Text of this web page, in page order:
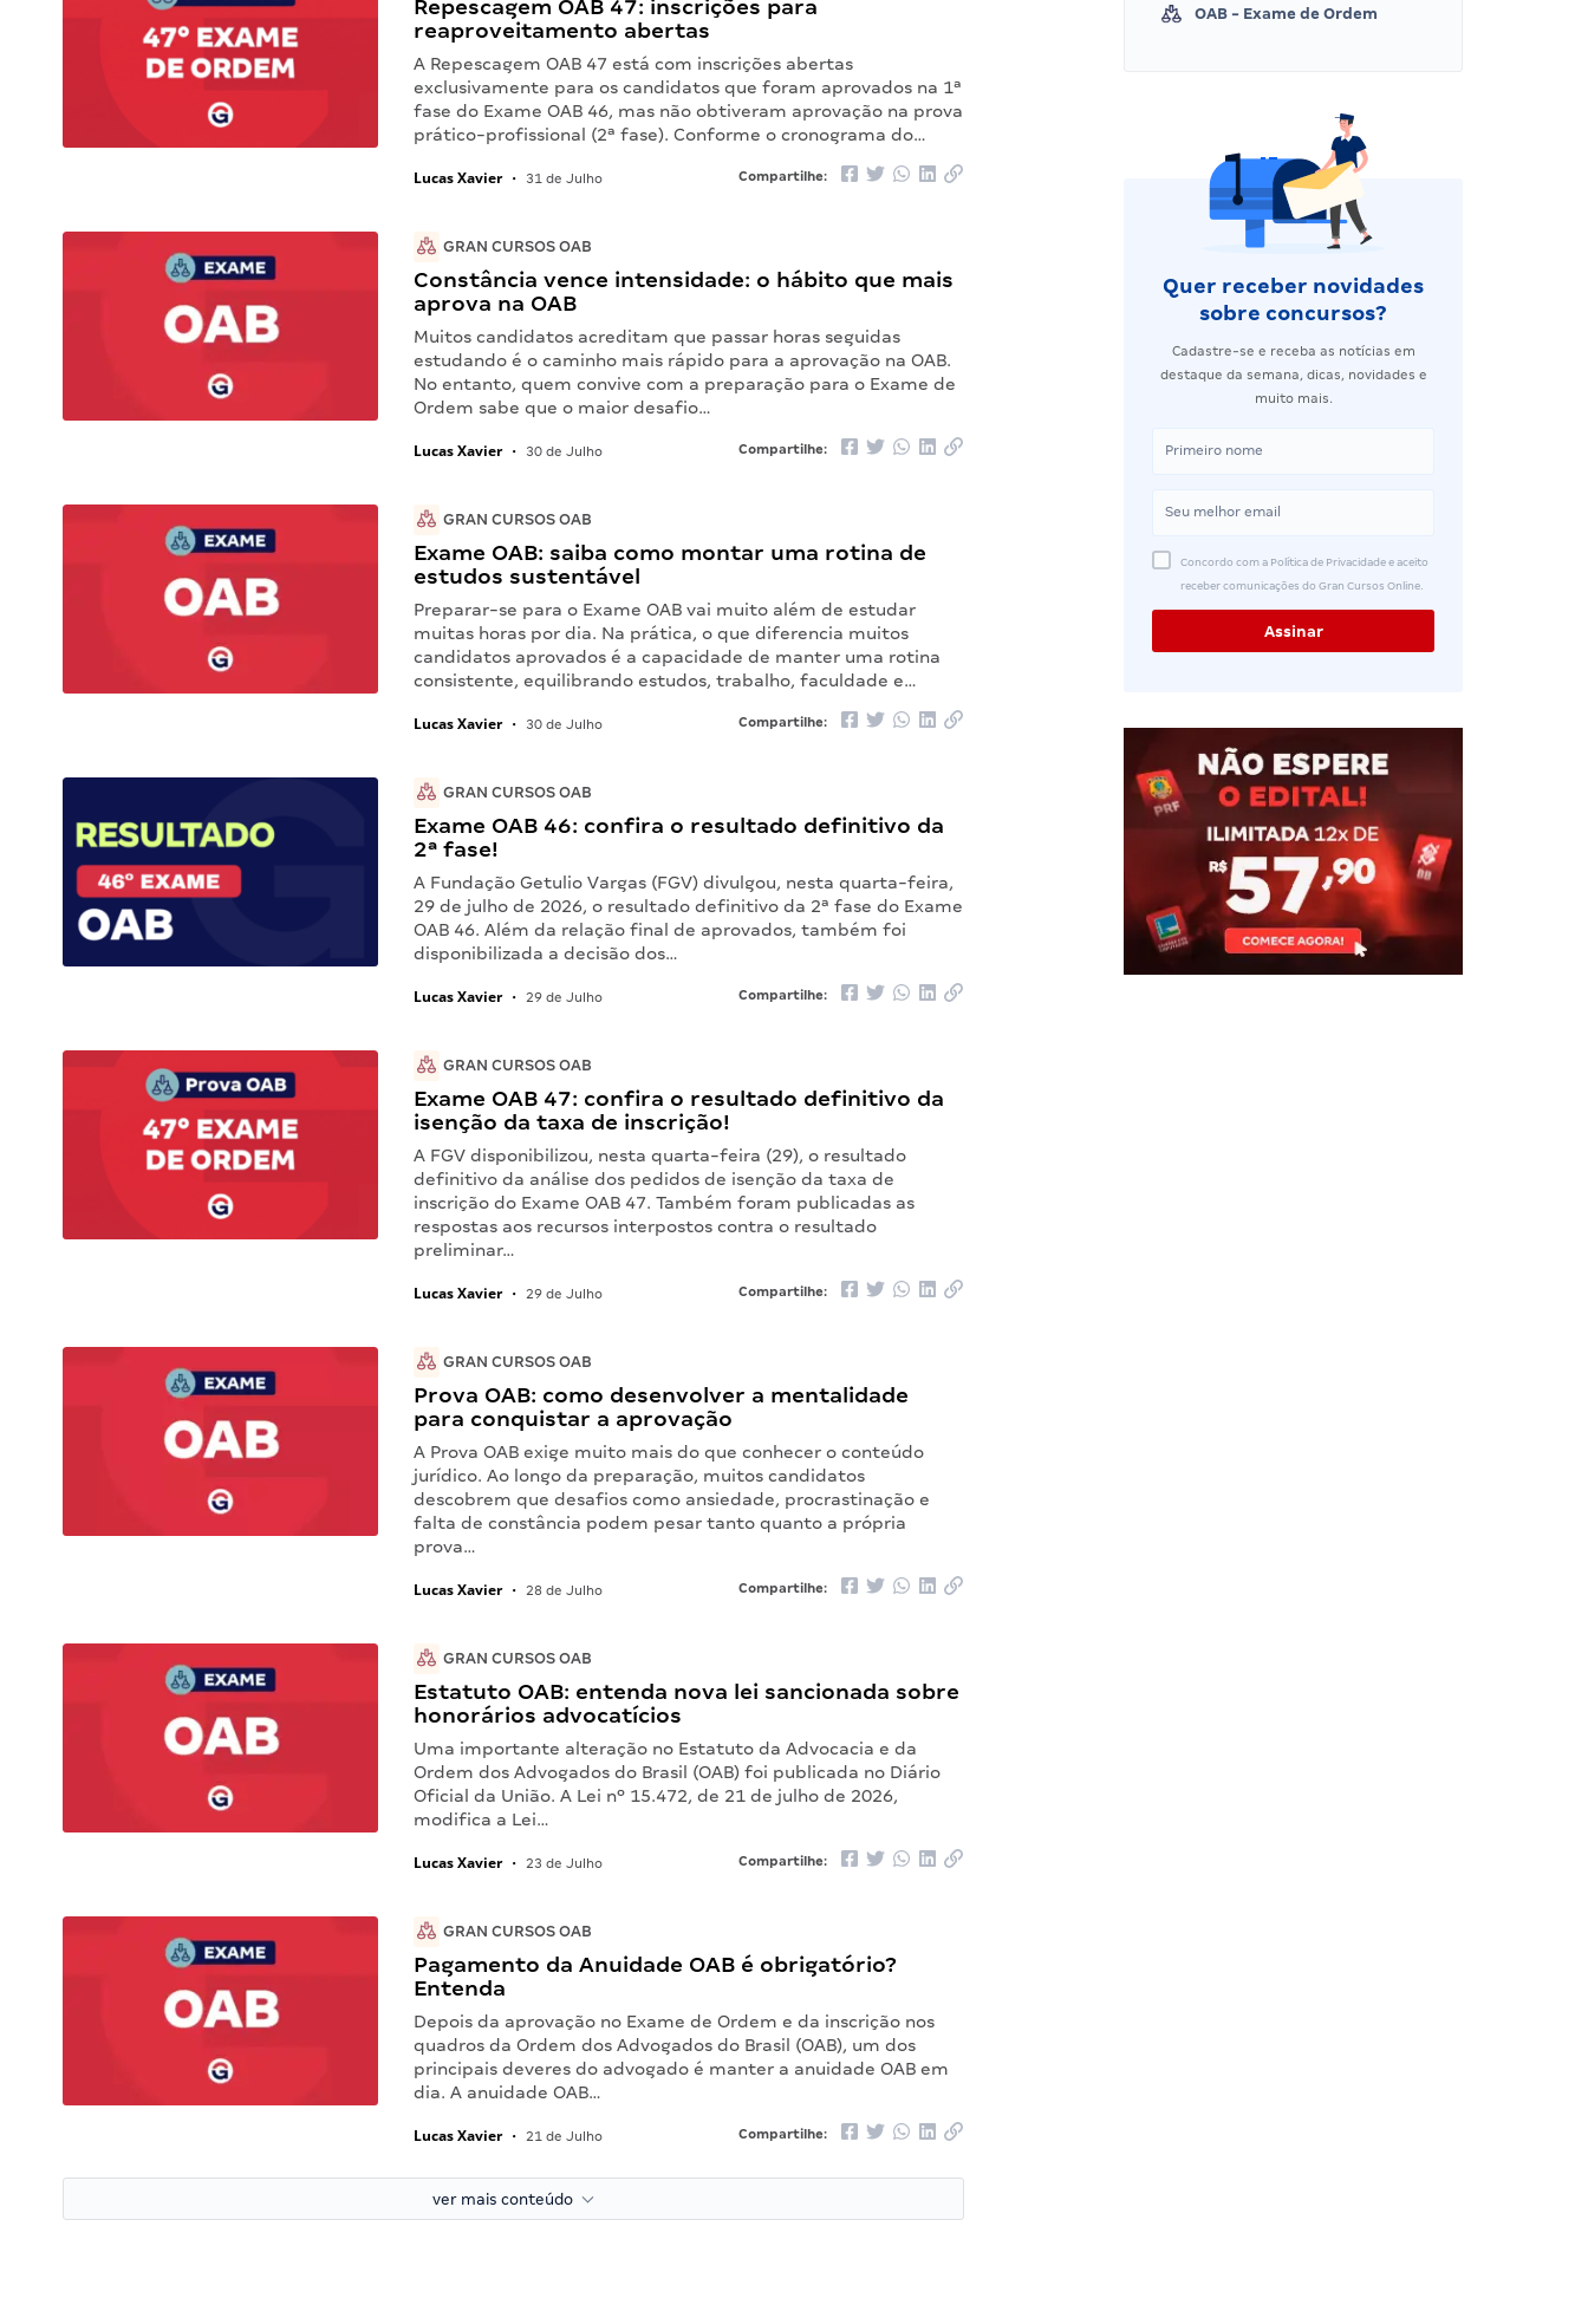
Repescagem OAB 47: inscrições para
reaproveitamento abertas
A Repescagem OAB 47 está com inscrições abertas
exclusivamente para os candidatos que foram aprovados na 1ª
fase do Exame OAB 46, mas não obtiveram aprovação na prova
prático-profissional (2ª fase). Conforme o cronograma do…
Lucas Xavier • 31 de Julho Compartilhe:
GRAN CURSOS OAB
Constância vence intensidade: o hábito que mais
aprova na OAB
Muitos candidatos acreditam que passar horas seguidas
estudando é o caminho mais rápido para a aprovação na OAB.
No entanto, quem convive com a preparação para o Exame de
Ordem sabe que o maior desafio…
Lucas Xavier • 30 de Julho Compartilhe:
GRAN CURSOS OAB
Exame OAB: saiba como montar uma rotina de
estudos sustentável
Preparar-se para o Exame OAB vai muito além de estudar
muitas horas por dia. Na prática, o que diferencia muitos
candidatos aprovados é a capacidade de manter uma rotina
consistente, equilibrando estudos, trabalho, faculdade e…
Lucas Xavier • 30 de Julho Compartilhe:
GRAN CURSOS OAB
Exame OAB 46: confira o resultado definitivo da
2ª fase!
A Fundação Getulio Vargas (FGV) divulgou, nesta quarta-feira,
29 de julho de 2026, o resultado definitivo da 2ª fase do Exame
OAB 46. Além da relação final de aprovados, também foi
disponibilizada a decisão dos…
Lucas Xavier • 29 de Julho Compartilhe:
GRAN CURSOS OAB
Exame OAB 47: confira o resultado definitivo da
isenção da taxa de inscrição!
A FGV disponibilizou, nesta quarta-feira (29), o resultado
definitivo da análise dos pedidos de isenção da taxa de
inscrição do Exame OAB 47. Também foram publicadas as
respostas aos recursos interpostos contra o resultado
preliminar…
Lucas Xavier • 29 de Julho Compartilhe:
GRAN CURSOS OAB
Prova OAB: como desenvolver a mentalidade
para conquistar a aprovação
A Prova OAB exige muito mais do que conhecer o conteúdo
jurídico. Ao longo da preparação, muitos candidatos
descobrem que desafios como ansiedade, procrastinação e
falta de constância podem pesar tanto quanto a própria
prova…
Lucas Xavier • 28 de Julho Compartilhe:
GRAN CURSOS OAB
Estatuto OAB: entenda nova lei sancionada sobre
honorários advocatícios
Uma importante alteração no Estatuto da Advocacia e da
Ordem dos Advogados do Brasil (OAB) foi publicada no Diário
Oficial da União. A Lei nº 15.472, de 21 de julho de 2026,
modifica a Lei…
Lucas Xavier • 23 de Julho Compartilhe:
GRAN CURSOS OAB
Pagamento da Anuidade OAB é obrigatório?
Entenda
Depois da aprovação no Exame de Ordem e da inscrição nos
quadros da Ordem dos Advogados do Brasil (OAB), um dos
principais deveres do advogado é manter a anuidade OAB em
dia. A anuidade OAB…
Lucas Xavier • 21 de Julho Compartilhe:
ver mais conteúdo
OAB - Exame de Ordem
Quer receber novidades
sobre concursos?
Cadastre-se e receba as notícias em
destaque da semana, dicas, novidades e
muito mais.
Concordo com a Política de Privacidade e aceito
receber comunicações do Gran Cursos Online.